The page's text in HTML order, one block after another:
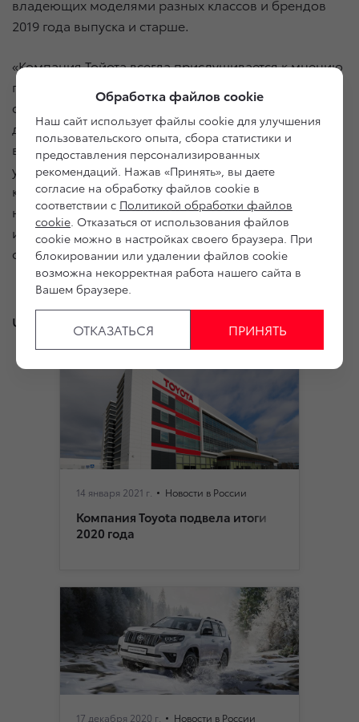
владеющих моделями разных классов и брендов
2019 года выпуска и старше.
«Компания Тойота всегда прислушивается к мнению
потребителей, собирая и анализируя обратную
связь по всем продуктам и сервисам. Такой подход
дает свои результаты, и очередная победа
в народном голосовании подтверждает
удовлетворенность наших клиентов и высокое
качество оригинальной продукции. Мы рады, что
нам удается сохранять доверие потребителей
и постоянно завоевывать новых поклонников», —
отметили в пресс-службе компании.
ЧИТАЙТЕ ТАКЖЕ
14 января 2021 г. Новости в России
Компания Toyota подвела итоги
2020 года
17 декабря 2020 г. Новости в России
Обработка файлов cookie
Наш сайт использует файлы cookie для улучшения
пользовательского опыта, сбора статистики и
предоставления персонализированных
рекомендаций. Нажав «Принять», вы даете
согласие на обработку файлов cookie в
соответствии с Политикой обработки файлов
cookie. Отказаться от использования файлов
cookie можно в настройках своего браузера. При
блокировании или удалении файлов cookie
возможна некорректная работа нашего сайта в
Вашем браузере.
ОТКАЗАТЬСЯ ПРИНЯТЬ